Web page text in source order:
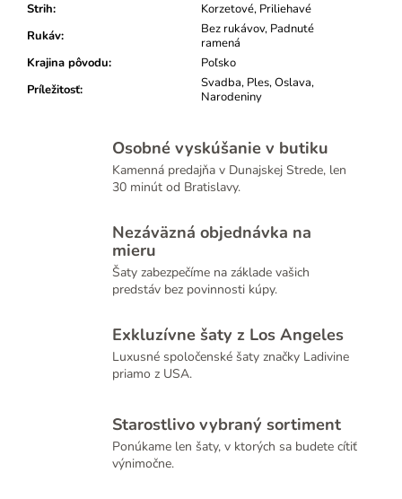
Strih:
Korzetové, Priliehavé
Rukáv:
Bez rukávov, Padnuté
ramená
Krajina pôvodu:
Poľsko
Príležitosť:
Svadba, Ples, Oslava,
Narodeniny
Osobné vyskúšanie v butiku
Kamenná predajňa v Dunajskej Strede, len
30 minút od Bratislavy.
Nezáväzná objednávka na
mieru
Šaty zabezpečíme na základe vašich
predstáv bez povinnosti kúpy.
Exkluzívne šaty z Los Angeles
Luxusné spoločenské šaty značky Ladivine
priamo z USA.
Starostlivo vybraný sortiment
Ponúkame len šaty, v ktorých sa budete cítiť
výnimočne.